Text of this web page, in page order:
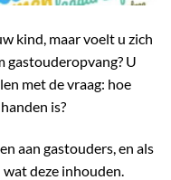
kind, maar voelt u zich
gastouderopvang? U
met de vraag: hoe
is?
aan gastouders, en als
deze inhouden.